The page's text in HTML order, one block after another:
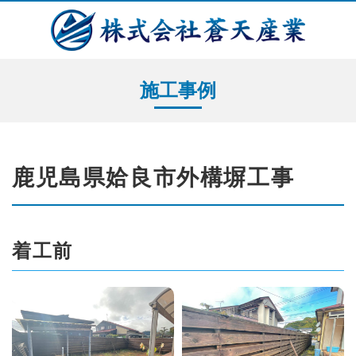
施工事例
鹿児島県姶良市外構塀工事
着工前